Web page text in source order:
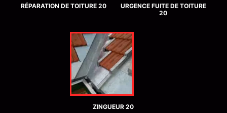
RÉPARATION DE TOITURE 20
URGENCE FUITE DE TOITURE
20
ZINGUEUR 20